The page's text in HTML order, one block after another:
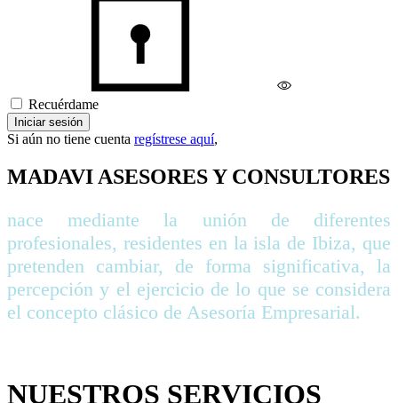
Recuérdame
Iniciar sesión
Si aún no tiene cuenta regístrese aquí,
MADAVI ASESORES Y CONSULTORES
nace mediante la unión de diferentes
profesionales, residentes en la isla de Ibiza, que
pretenden cambiar, de forma significativa, la
percepción y el ejercicio de lo que se considera
el concepto clásico de Asesoría Empresarial.
NUESTROS SERVICIOS